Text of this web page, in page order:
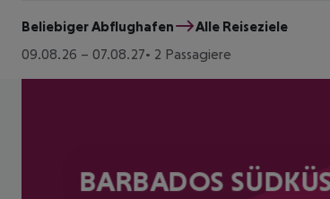
Beliebiger Abflughafen
Alle Reiseziele
09.08.26 – 07.08.27 2 Passagiere
BARBADOS